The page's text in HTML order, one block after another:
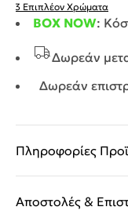
+ 3 Επιπλέον Χρώματα
BOX NOW:
Δωρεάν
Δωρεάν
Πληροφορίες
Αποστολές &